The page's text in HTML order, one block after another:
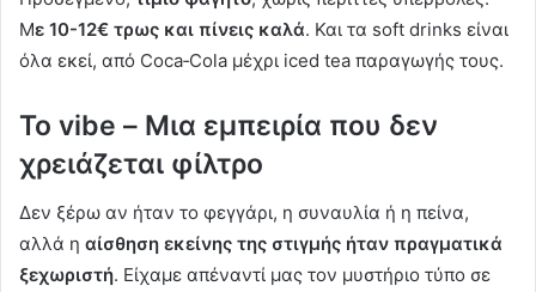
Με 10-12€ τρως και πίνεις καλά. Και τα soft drinks είναι
όλα εκεί, από Coca‑Cola μέχρι iced tea παραγωγής τους.
Το vibe – Μια εμπειρία που δεν
χρειάζεται φίλτρο
Δεν ξέρω αν ήταν το φεγγάρι, η συναυλία ή η πείνα,
αλλά η αίσθηση εκείνης της στιγμής ήταν πραγματικά
ξεχωριστή. Είχαμε απέναντί μας τον μυστήριο τύπο σε